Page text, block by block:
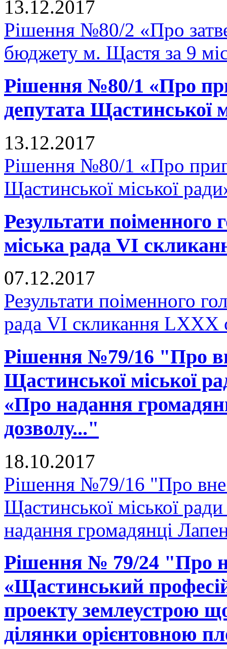
13.12.2017
Рішення №80/2 «Про
бюджету м. Щастя за 9
Рішення №80/1 «Про
депутата Щастинської
13.12.2017
Рішення №80/1 «Про
Щастинської міської
Результати
міська рада VI
07.12.2017
Результати поіменного
рада VI скликання LXXX
Рішення №79/16 "Про
Щастинської міської
«Про надання
дозволу..."
18.10.2017
Рішення №79/16 "Про
Щастинської міської
надання громадянці
Рішення № 79/24 "Про
«Щастинський
проекту землеустрою
ділянки орієнтовною